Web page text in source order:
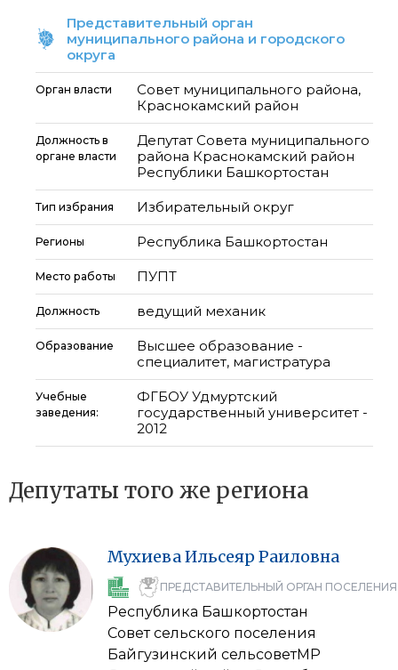
Представительный орган
муниципального района и городского
округа
Орган власти
Совет муниципального района,
Краснокамский район
Должность в
органе власти
Депутат Совета муниципального
района Краснокамский район
Республики Башкортостан
Тип избрания Избирательный округ
Регионы Республика Башкортостан
Место работы ПУПТ
Должность ведущий механик
Образование
Высшее образование -
специалитет, магистратура
Учебные
заведения:
ФГБОУ Удмуртский
государственный университет -
2012
Депутаты того же региона
МухиеваИльсеяр Раиловна
ПРЕДСТАВИТЕЛЬНЫЙ ОРГАН ПОСЕЛЕНИЯ
Республика Башкортостан
Совет сельского поселения
Байгузинский сельсоветМР